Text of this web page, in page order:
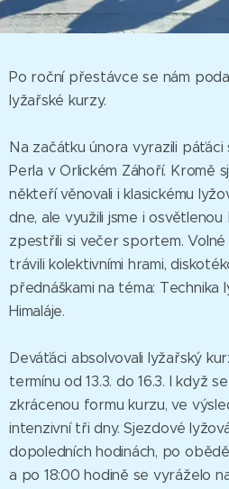
Po roční přestávce se nám
lyžařské kurzy.
Na začátku února vyrazili páťáci
Perla v Orlickém Záhoří. Kromě
někteří věnovali i klasickému
dne, ale využili jsme i
zpestřili si večer sportem. Volné
trávili kolektivními hrami,
přednáškami na téma: Technika
Himaláje.
Deváťáci absolvovali lyžařský
termínu od 13.3. do 16.3. I když
zkrácenou formu kurzu, ve
intenzivní tři dny. Sjezdové
dopoledních hodinách, po
a po 18:00 hodině se vyráželo